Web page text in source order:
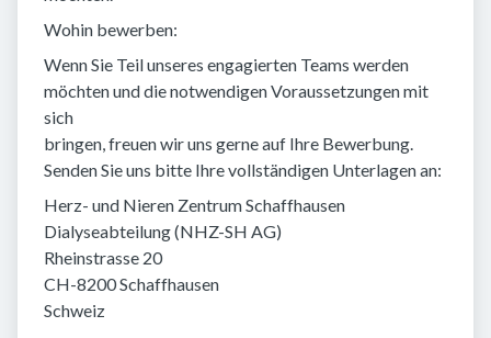
Wohin bewerben:
Wenn Sie Teil unseres engagierten Teams werden
möchten und die notwendigen Voraussetzungen mit
sich
bringen, freuen wir uns gerne auf Ihre Bewerbung.
Senden Sie uns bitte Ihre vollständigen Unterlagen an:
Herz- und Nieren Zentrum Schaffhausen
Dialyseabteilung (NHZ-SH AG)
Rheinstrasse 20
CH-8200 Schaffhausen
Schweiz